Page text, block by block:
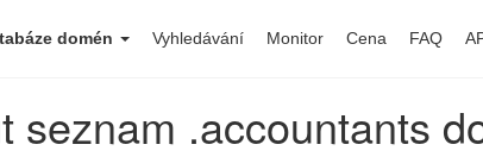
domén Vyhledávání Monitor Cena FAQ
seznam .accountants